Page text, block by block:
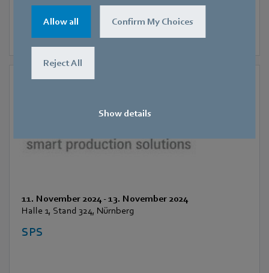
Allow all Confirm My Choices
Reject All
Show details
11. November 2024-13. November 2024
Halle 1, Stand 324, Nürnberg
SPS